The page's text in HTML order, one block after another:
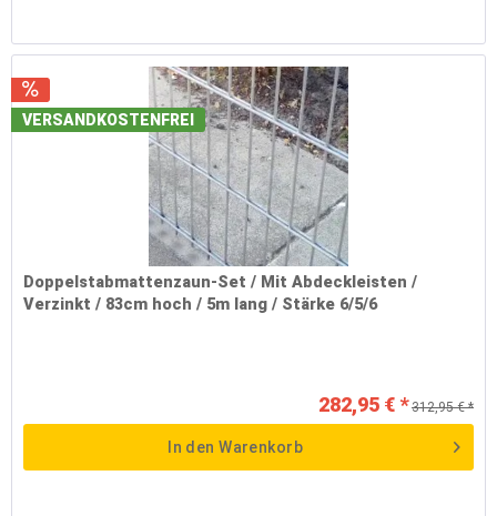
VERSANDKOSTENFREI
Doppelstabmattenzaun-Set / Mit Abdeckleisten /
Verzinkt / 83cm hoch / 5m lang / Stärke 6/5/6
282,95 € * 312,95 € *
In den Warenkorb